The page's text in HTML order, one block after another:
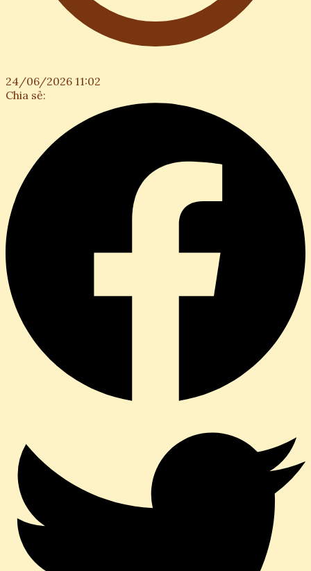
24/06/2026 11:02
Chia sẻ: